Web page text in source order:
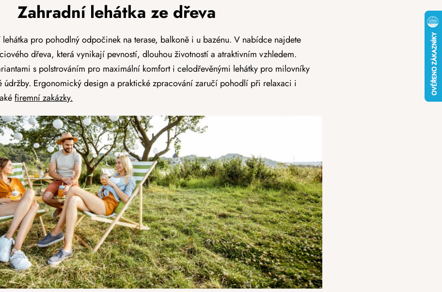
Zahradní lehátka ze dřeva
pro pohodlný odpočinek na terase, balkoně i u bazénu. V nabídce najdete
dřeva, která vynikají pevností, dlouhou životností a atraktivním vzhledem.
s polstrováním pro maximální komfort i celodřevěnými lehátky pro milovníky
údržby. Ergonomický design a praktické zpracování zaručí pohodlí při relaxaci i
firemní zakázky.